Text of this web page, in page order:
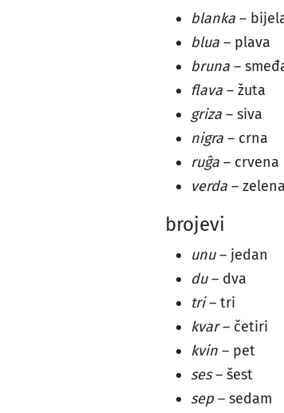
blanka –
blua – plava
bruna –
flava – žuta
griza – siva
nigra – crna
ruĝa – crvena
verda – zelena
brojevi
unu– jedan
du– dva
tri– tri
kvar– četiri
kvin – pet
ses– šest
sep – sedam